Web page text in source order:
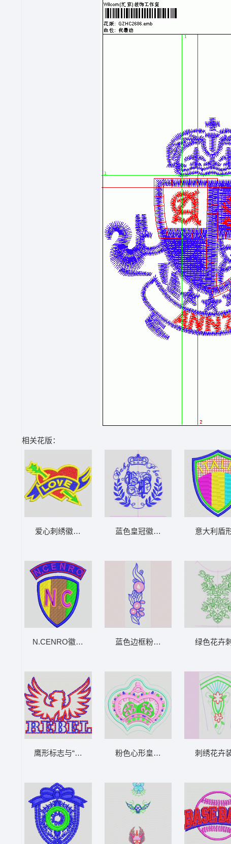
相关花版：
爱心刺绣徽章 章仔
N.CENRO徽章图案 章仔
鹰形标志与“REBEL”字样 章仔
蓝色皇冠徽章设计图 字母章仔王冠
蓝色边框粉色花朵刺绣图案 朵花
粉色心形皇冠刺绣图案 皇冠章仔
意大利盾
绿色花卉
刺绣花卉